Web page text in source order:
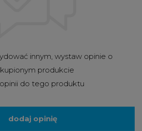
innym, wystaw opinie o
produkcie
do tego produktu
dodaj opinię